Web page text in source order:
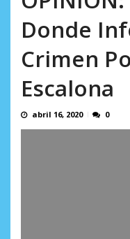
Donde
Crimen
Escalona
abril 16, 2020 0